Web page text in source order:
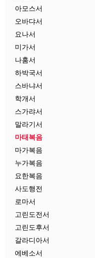
아모스서
오바댜서
요나서
미가서
나훔서
하박국서
스바냐서
학개서
스가랴서
말라기서
마태복음
마가복음
누가복음
요한복음
사도행전
로마서
고린도전서
고린도후서
갈라디아서
에베소서